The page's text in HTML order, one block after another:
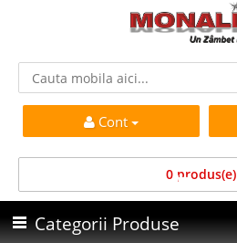
Cont
0 produs(e)
Categorii Produse